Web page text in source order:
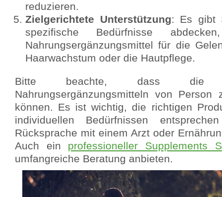
reduzieren.
Zielgerichtete Unterstützung: Es gibt
spezifische Bedürfnisse
Nahrungsergänzungsmittel für die
Haarwachstum oder die Hautpflege.
Bitte beachte, dass die
Nahrungsergänzungsmitteln von Person
können. Es ist wichtig, die richtigen
individuellen Bedürfnissen
Rücksprache mit einem Arzt oder
Auch ein professioneller Supplements
umfangreiche Beratung anbieten.